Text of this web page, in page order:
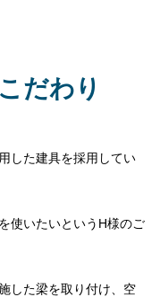
だわり
した建具を採用してい
使いたいというH様のご
した梁を取り付け、空